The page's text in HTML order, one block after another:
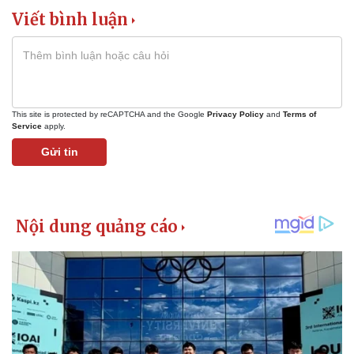
Viết bình luận
This site is protected by reCAPTCHA and the Google Privacy Policy and Terms of
Service apply.
Gửi tin